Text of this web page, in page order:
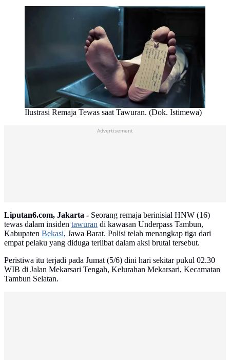
Ilustrasi Remaja Tewas saat Tawuran. (Dok. Istimewa)
Advertisement
Liputan6.com, Jakarta - Seorang remaja berinisial HNW (16)
tewas dalam insiden tawuran di kawasan Underpass Tambun,
Kabupaten Bekasi, Jawa Barat. Polisi telah menangkap tiga dari
empat pelaku yang diduga terlibat dalam aksi brutal tersebut.
Peristiwa itu terjadi pada Jumat (5/6) dini hari sekitar pukul 02.30
WIB di Jalan Mekarsari Tengah, Kelurahan Mekarsari, Kecamatan
Tambun Selatan.